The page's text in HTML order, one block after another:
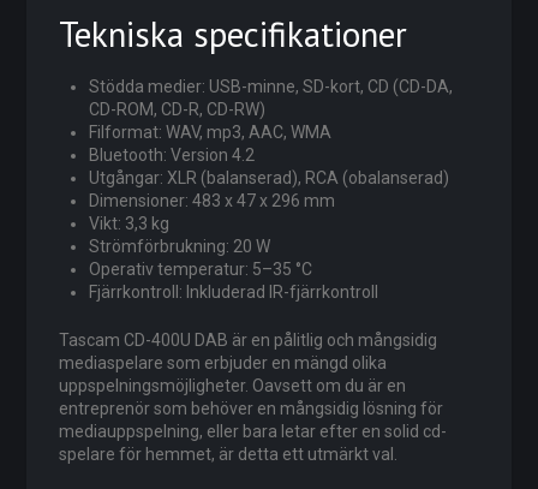
Tekniska specifikationer
Stödda medier: USB-minne, SD-kort, CD (CD-DA,
CD-ROM, CD-R, CD-RW)
Filformat: WAV, mp3, AAC, WMA
Bluetooth: Version 4.2
Utgångar: XLR (balanserad), RCA (obalanserad)
Dimensioner: 483 x 47 x 296 mm
Vikt: 3,3 kg
Strömförbrukning: 20 W
Operativ temperatur: 5–35 °C
Fjärrkontroll: Inkluderad IR-fjärrkontroll
Tascam CD-400U DAB är en pålitlig och mångsidig
mediaspelare som erbjuder en mängd olika
uppspelningsmöjligheter. Oavsett om du är en
entreprenör som behöver en mångsidig lösning för
mediauppspelning, eller bara letar efter en solid cd-
spelare för hemmet, är detta ett utmärkt val.